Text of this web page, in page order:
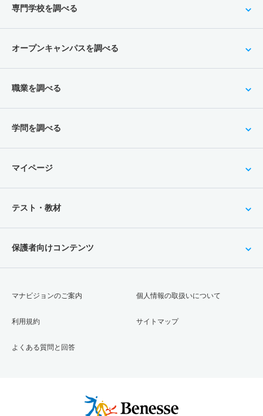
専門学校を調べる
オープンキャンパスを調べる
職業を調べる
学問を調べる
マイページ
テスト・教材
保護者向けコンテンツ
マナビジョンのご案内
利用規約
よくある質問と回答
個人情報の取扱いについて
サイトマップ